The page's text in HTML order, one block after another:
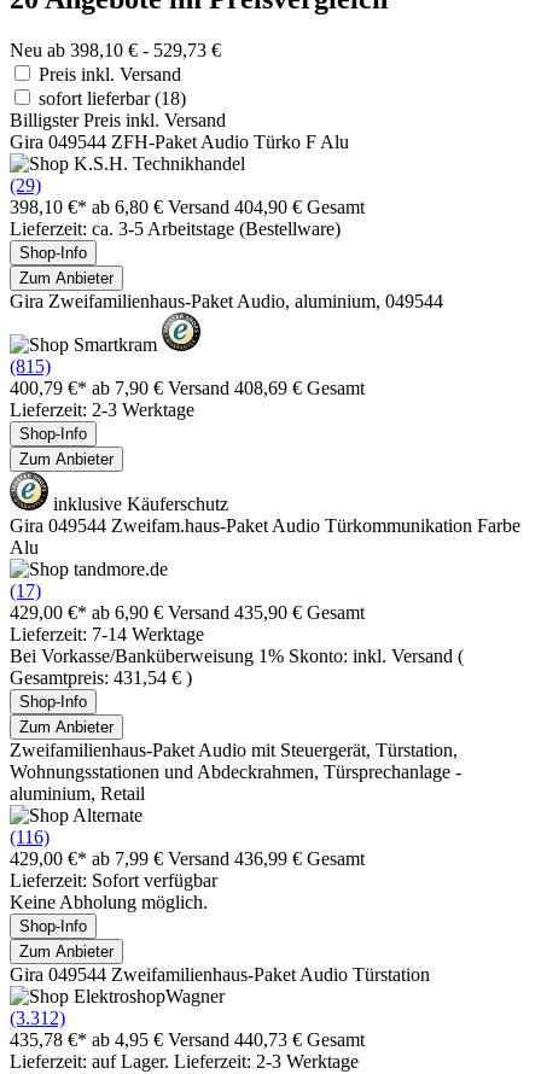
Neu ab 398,10 € - 529,73 €
Preis inkl. Versand
sofort lieferbar(18)
Billigster Preis inkl. Versand
Gira 049544 ZFH-Paket Audio Türko F Alu
(29)
398,10 €* ab 6,80 € Versand 404,90 € Gesamt
Lieferzeit: ca. 3-5 Arbeitstage (Bestellware)
Shop-Info
Zum Anbieter
Gira Zweifamilienhaus-Paket Audio, aluminium, 049544
(815)
400,79 €* ab 7,90 € Versand 408,69 € Gesamt
Lieferzeit: 2-3 Werktage
Shop-Info
Zum Anbieter
inklusive Käuferschutz
Gira 049544 Zweifam.haus-Paket Audio Türkommunikation Farbe
Alu
(17)
429,00 €* ab 6,90 € Versand 435,90 € Gesamt
Lieferzeit: 7-14 Werktage
Bei Vorkasse/Banküberweisung 1% Skonto: inkl. Versand (
Gesamtpreis: 431,54 € )
Shop-Info
Zum Anbieter
Zweifamilienhaus-Paket Audio mit Steuergerät, Türstation,
Wohnungsstationen und Abdeckrahmen, Türsprechanlage -
aluminium, Retail
(116)
429,00 €* ab 7,99 € Versand 436,99 € Gesamt
Lieferzeit: Sofort verfügbar
Keine Abholung möglich.
Shop-Info
Zum Anbieter
Gira 049544 Zweifamilienhaus-Paket Audio Türstation
(3.312)
435,78 €* ab 4,95 € Versand 440,73 € Gesamt
Lieferzeit: auf Lager. Lieferzeit: 2-3 Werktage